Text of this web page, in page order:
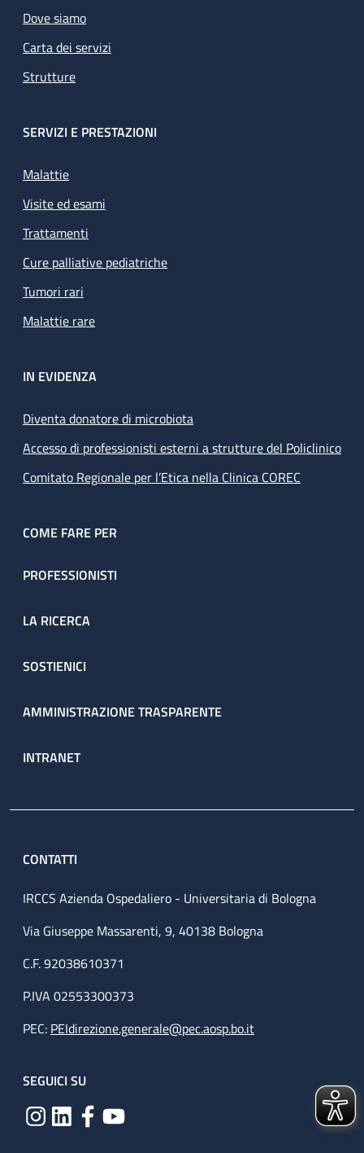
Dove siamo
Carta dei servizi
Strutture
SERVIZI E PRESTAZIONI
Malattie
Visite ed esami
Trattamenti
Cure palliative pediatriche
Tumori rari
Malattie rare
IN EVIDENZA
Diventa donatore di microbiota
Accesso di professionisti esterni a strutture del Policlinico
Comitato Regionale per l’Etica nella Clinica COREC
COME FARE PER
PROFESSIONISTI
LA RICERCA
SOSTIENICI
AMMINISTRAZIONE TRASPARENTE
INTRANET
CONTATTI
IRCCS Azienda Ospedaliero - Universitaria di Bologna
Via Giuseppe Massarenti, 9, 40138 Bologna
C.F. 92038610371
P.IVA 02553300373
PEC: PEIdirezione.generale@pec.aosp.bo.it
SEGUICI SU